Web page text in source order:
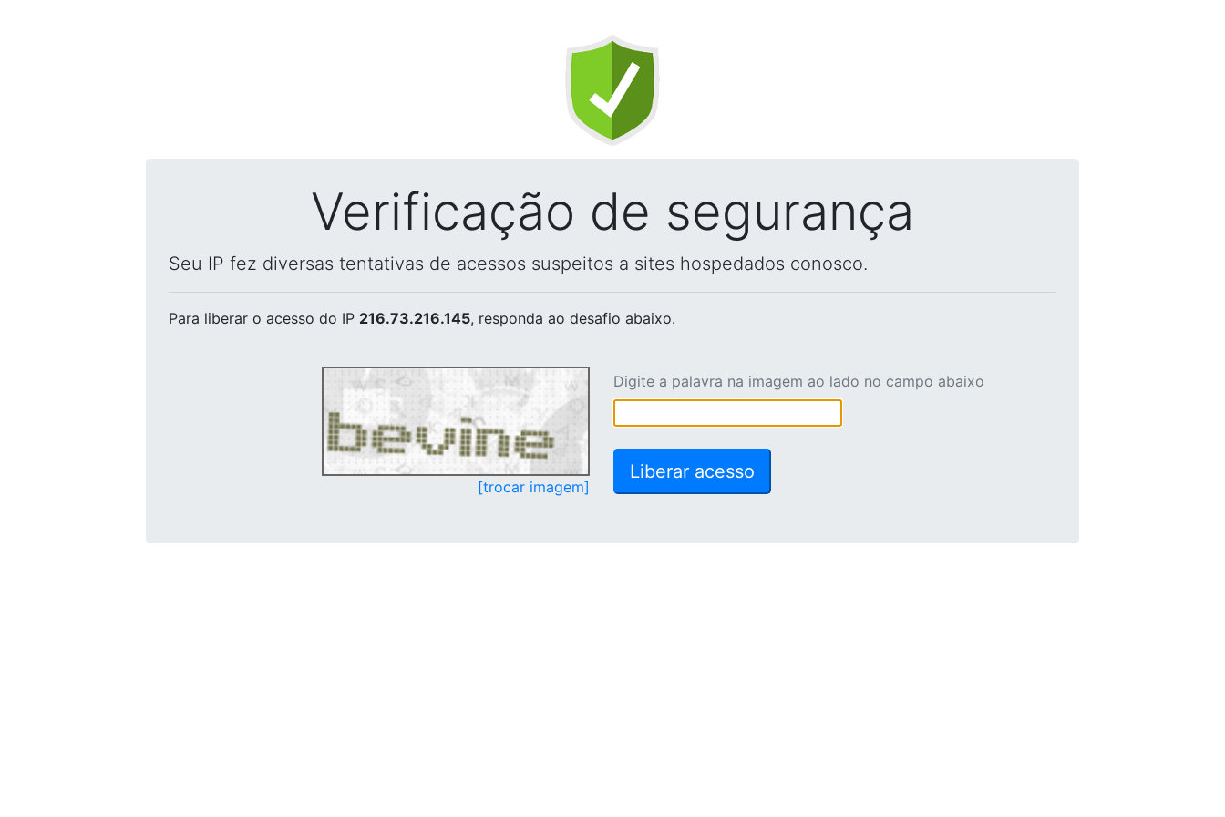
Verificação de segurança
Seu IP fez diversas tentativas de acessos suspeitos a sites hospedados conosco.
Para liberar o acesso do IP 216.73.216.145, responda ao desafio abaixo.
[trocar imagem]
Digite a palavra na imagem ao lado no campo abaixo